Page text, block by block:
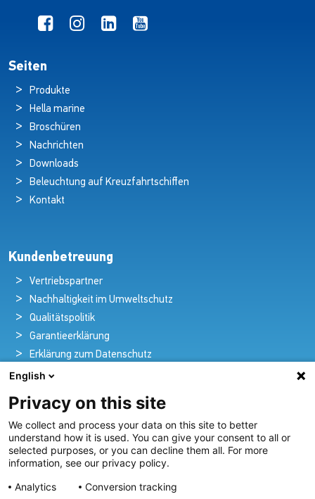
Seiten
Produkte
Hella marine
Broschüren
Nachrichten
Downloads
Beleuchtung auf Kreuzfahrtschiffen
Kontakt
Kundenbetreuung
Vertriebspartner
Nachhaltigkeit im Umweltschutz
Qualitätspolitik
Garantieerklärung
Erklärung zum Datenschutz
Rechtlicher Hinweis
Pioniere in nautischer Brillanz und Innovation
Seit über 100 Jahren entwickeln und liefern wir mit
Leidenschaft innovative Beleuchtungslösungen für alle
Bereiche der maritimen Industrie.
English
Privacy on this site
We collect and process your data on this site to better
understand how it is used. You can give your consent to all or
selected purposes, or you can decline them all. For more
information, see our privacy policy.
Analytics
Conversion tracking